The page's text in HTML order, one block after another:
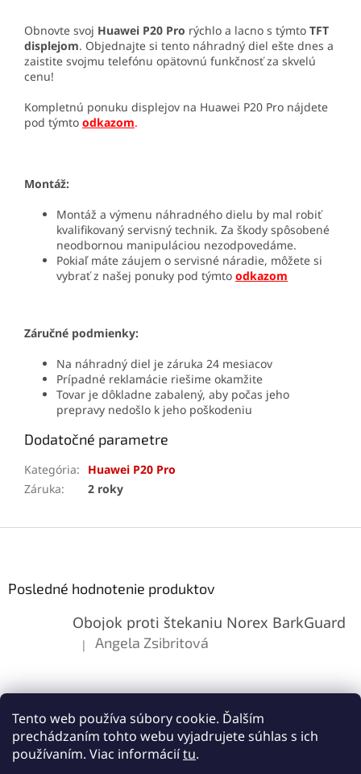
Tento web používa súbory cookie. Ďalším
prechádzaním tohto webu vyjadrujete súhlas s ich
používaním. Viac informáciítu.
Obnovte svoj Huawei P20 Pro rýchlo a lacno s týmto TFT
displejom. Objednajte si tento náhradný diel ešte dnes a
zaistite svojmu telefónu opätovnú funkčnosť za skvelú
cenu!
Kompletnú ponuku displejov na Huawei P20 Pro nájdete
pod týmto odkazom.
Montáž:
Montáž a výmenu náhradného dielu by mal robiť
kvalifikovaný servisný technik. Za škody spôsobené
neodbornou manipuláciou nezodpovedáme.
Pokiaľ máte záujem o servisné náradie, môžete si
vybrať z našej ponuky pod týmto odkazom
Záručné podmienky:
Na náhradný diel je záruka 24 mesiacov
Prípadné reklamácie riešime okamžite
Tovar je dôkladne zabalený, aby počas jeho
prepravy nedošlo k jeho poškodeniu
Dodatočné parametre
Kategória:
Huawei P20 Pro
Záruka: 2 roky
Posledné hodnotenie produktov
Obojok proti štekaniu Norex BarkGuard
Hodnotenie produktu je 5 z 5 hviezdičiek.
| Angela Zsibritová